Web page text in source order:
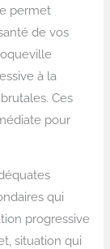
permet
de vos
à la
Ces
pour
qui
progressive
situation qui